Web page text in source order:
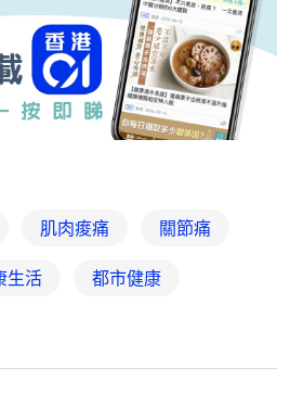
肌肉痠痛 關節痛
生活 都市健康